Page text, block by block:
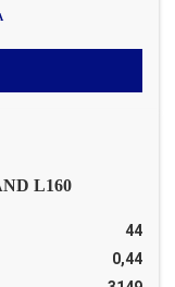
L160
44
0,44